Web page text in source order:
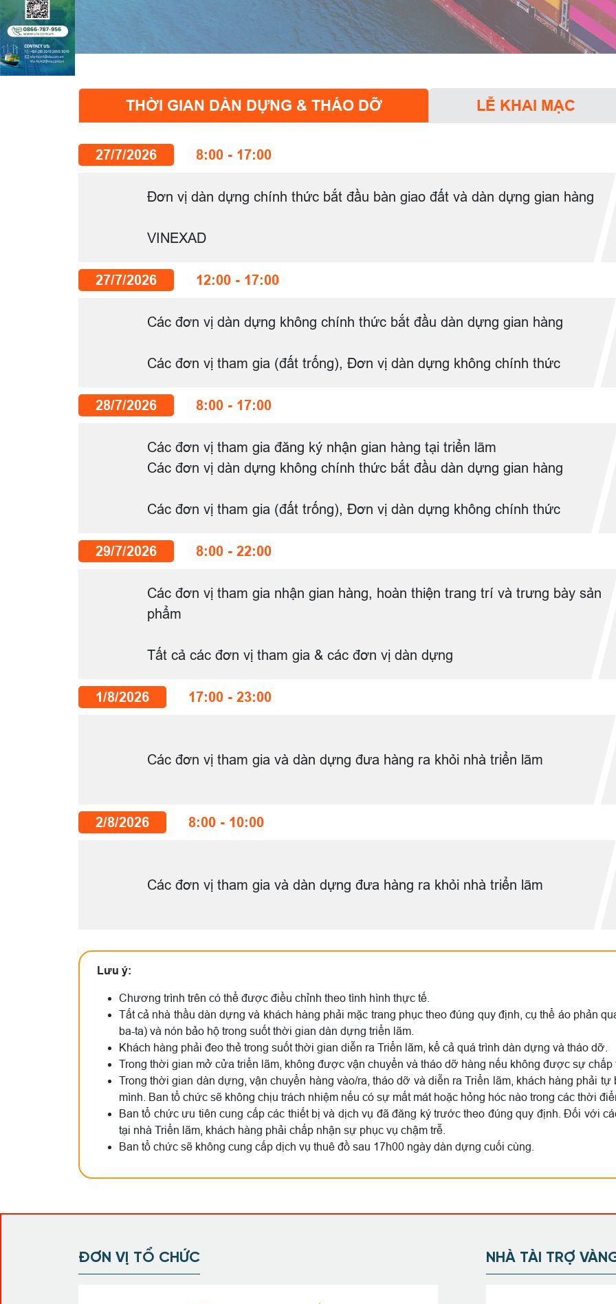
THỜI GIAN DÀN DỰNG & THÁO DỠ LỄ KHAI MẠC
27/7/2026 8:00 - 17:00
Đơn vị dàn dựng chính thức bắt đầu bàn giao đất và dàn dựng gian hàng
VINEXAD
27/7/2026 12:00 - 17:00
Các đơn vị dàn dựng không chính thức bắt đầu dàn dựng gian hàng
Các đơn vị tham gia (đất trống), Đơn vị dàn dựng không chính thức
28/7/2026 8:00 - 17:00
Các đơn vị tham gia đăng ký nhận gian hàng tại triển lãm
Các đơn vị dàn dựng không chính thức bắt đầu dàn dựng gian hàng
Các đơn vị tham gia (đất trống), Đơn vị dàn dựng không chính thức
29/7/2026 8:00 - 22:00
Các đơn vị tham gia nhận gian hàng, hoàn thiện trang trí và trưng bày sản
phẩm
Tất cả các đơn vị tham gia & các đơn vị dàn dựng
1/8/2026 17:00 - 23:00
Các đơn vị tham gia và dàn dựng đưa hàng ra khỏi nhà triển lãm
2/8/2026 8:00 - 10:00
Các đơn vị tham gia và dàn dựng đưa hàng ra khỏi nhà triển lãm
Lưu ý:
Chương trình trên có thể được điều chỉnh theo tình hình thực tế.
Tất cả nhà thầu dàn dựng và khách hàng phải mặc trang phục theo đúng quy định, cụ thể áo phản
ba-ta) và nón bảo hộ trong suốt thời gian dàn dựng triển lãm.
Khách hàng phải đeo thẻ trong suốt thời gian diễn ra Triển lãm, kể cả quá trình dàn dựng và tháo dỡ.
Trong thời gian mở cửa triển lãm, không được vận chuyển và tháo dỡ hàng nếu không được sự
Trong thời gian dàn dựng, vận chuyển hàng vào/ra, tháo dỡ và diễn ra Triển lãm, khách hàng phải
mình. Ban tổ chức sẽ không chịu trách nhiệm nếu có sự mất mát hoặc hỏng hóc nào trong các thời
Ban tổ chức ưu tiên cung cấp các thiết bị và dịch vụ đã đăng ký trước theo đúng quy định. Đối với
tại nhà Triển lãm, khách hàng phải chấp nhận sự phục vụ chậm trễ.
Ban tổ chức sẽ không cung cấp dịch vụ thuê đồ sau 17h00 ngày dàn dựng cuối cùng.
ĐƠN VỊ TỔ CHỨC NHÀ TÀI TRỢ